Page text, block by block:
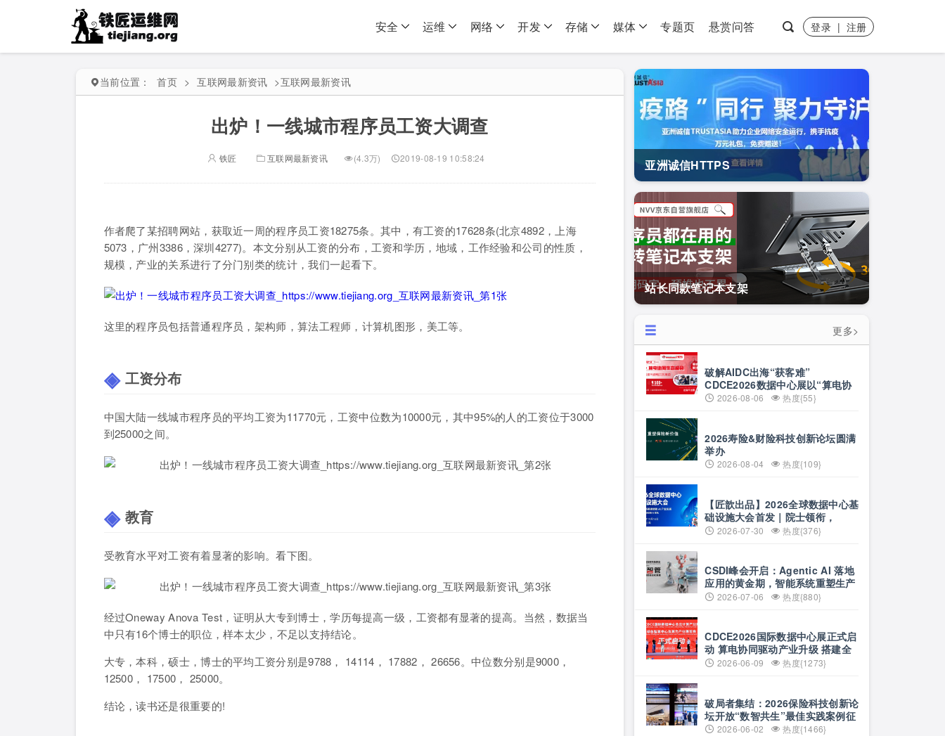
安全 运维 网络 开发 存储 媒体 专题页 悬赏问答 登录 | 注册
当前位置： 首页 > 互联网最新资讯 >互联网最新资讯
出炉！一线城市程序员工资大调查
铁匠 互联网最新资讯 (4.3万) 2019-08-19 10:58:24
作者爬了某招聘网站，获取近一周的程序员工资18275条。其中，有工资的17628条(北京4892，上海
5073，广州3386，深圳4277)。本文分别从工资的分布，工资和学历，地域，工作经验和公司的性质，
规模，产业的关系进行了分门别类的统计，我们一起看下。
这里的程序员包括普通程序员，架构师，算法工程师，计算机图形，美工等。
工资分布
中国大陆一线城市程序员的平均工资为11770元，工资中位数为10000元，其中95%的人的工资位于3000
到25000之间。
教育
受教育水平对工资有着显著的影响。看下图。
经过Oneway Anova Test，证明从大专到博士，学历每提高一级，工资都有显著的提高。当然，数据当
中只有16个博士的职位，样本太少，不足以支持结论。
大专，本科，硕士，博士的平均工资分别是9788， 14114， 17882， 26656。中位数分别是9000，
12500， 17500， 25000。
结论，读书还是很重要的!
亚洲诚信HTTPS
站长同款笔记本支架
更多>
破解AIDC出海“获客难”
CDCE2026数据中心展以“算电协
同”重构全球算力供应链
2026-08-06 热度{55}
2026寿险&财险科技创新论坛圆满
举办
2026-08-04 热度{109}
【匠歆出品】2026全球数据中心基
础设施大会首发｜院士领衔，
100+头部企业已确认，500人齐聚
2026-07-30 热度{376}
CSDI峰会开启：Agentic AI 落地
应用的黄金期，智能系统重塑生产
力 2026-07-06 热度{880}
CDCE2026国际数据中心展正式启
动 算电协同驱动产业升级 搭建全
球合作平台
2026-06-09 热度{1273}
破局者集结：2026保险科技创新论
坛开放“数智共生”最佳实践案例征
集 2026-06-02 热度{1466}